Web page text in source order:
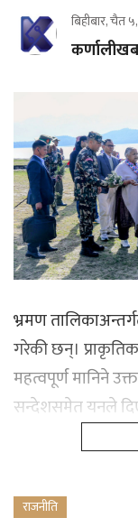
बिहीबार, चैत
भ्रमण
गरेकी छन्। प्राकृतिक
महत्वपूर्ण मानिने उक्त
सन्देशसमेत यनले
राजनीति